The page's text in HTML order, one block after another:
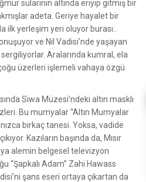
sularının altında eriyip gitmiş bir
adeta. Geriye hayalet bir
ilk yerleşim yeri oluyor burası..
ve Nil Vadisi’nde yaşayan
sergiliyorlar. Aralarında kumral, ela
üzerleri işlemeli vahaya özgü
Siwa Müzesi’ndeki altın masklı
Bu mumyalar “Altın Mumyalar
birkaç tanesi. Yoksa, vadide
Kazıların başında da, Mısır
alemin belgesel televizyon
“Şapkalı Adam” Zahi Hawass
şans eseri ortaya çıkartan da